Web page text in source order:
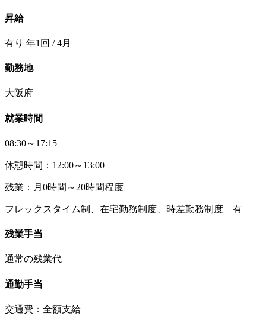
昇給
有り 年1回 / 4月
勤務地
大阪府
就業時間
08:30～17:15
休憩時間：12:00～13:00
残業：月0時間～20時間程度
フレックスタイム制、在宅勤務制度、時差勤務制度 有
残業手当
通常の残業代
通勤手当
交通費：全額支給